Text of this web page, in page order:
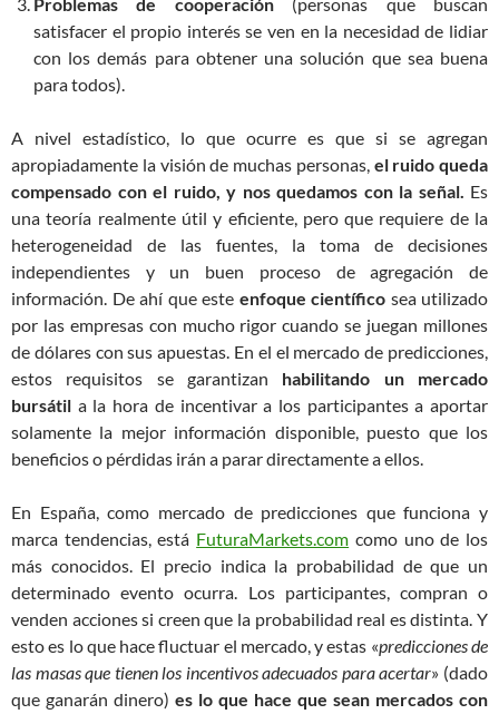
satisfacer el propio interés se ven en la necesidad de lidiar
con los demás para obtener una solución que sea buena
para todos).
A nivel estadístico, lo que ocurre es que si se agregan
apropiadamente la visión de muchas personas, el ruido queda
compensado con el ruido, y nos quedamos con la señal. Es
una teoría realmente útil y eficiente, pero que requiere de la
heterogeneidad de las fuentes, la toma de decisiones
independientes y un buen proceso de agregación de
información. De ahí que este enfoque científico sea utilizado
por las empresas con mucho rigor cuando se juegan millones
de dólares con sus apuestas. En el el mercado de predicciones,
estos requisitos se garantizan habilitando un mercado
bursátil a la hora de incentivar a los participantes a aportar
solamente la mejor información disponible, puesto que los
beneficios o pérdidas irán a parar directamente a ellos.
En España, como mercado de predicciones que funciona y
marca tendencias, está FuturaMarkets.com como uno de los
más conocidos. El precio indica la probabilidad de que un
determinado evento ocurra. Los participantes, compran o
venden acciones si creen que la probabilidad real es distinta. Y
esto es lo que hace fluctuar el mercado, y estas «predicciones de
las masas que tienen los incentivos adecuados para acertar» (dado
que ganarán dinero) es lo que hace que sean mercados con